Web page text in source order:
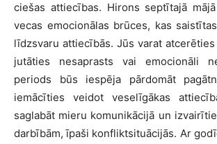
ciešas attiecības. Hirons septītajā
vecas emocionālas brūces, kas
līdzsvaru attiecībās. Jūs varat
jutāties nesaprasts vai emocionāli
periods būs iespēja pārdomāt
iemācīties veidot veselīgākas
saglabāt mieru komunikācijā un
darbībām, īpaši konfliktsituācijās. Ar